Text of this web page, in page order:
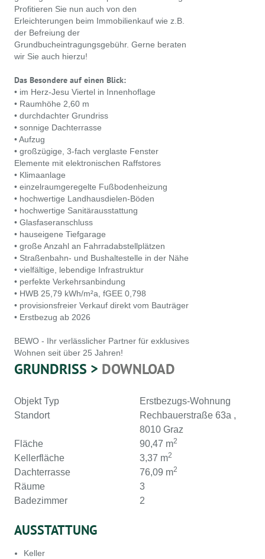
Profitieren Sie nun auch von den
Erleichterungen beim Immobilienkauf wie z.B.
der Befreiung der
Grundbucheintragungsgebühr. Gerne beraten
wir Sie auch hierzu!
Das Besondere auf einen Blick:
• im Herz-Jesu Viertel in Innenhoflage
• Raumhöhe 2,60 m
• durchdachter Grundriss
• sonnige Dachterrasse
• Aufzug
• großzügige, 3-fach verglaste Fenster
Elemente mit elektronischen Raffstores
• Klimaanlage
• einzelraumgeregelte Fußbodenheizung
• hochwertige Landhausdielen-Böden
• hochwertige Sanitärausstattung
• Glasfaseranschluss
• hauseigene Tiefgarage
• große Anzahl an Fahrradabstellplätzen
• Straßenbahn- und Bushaltestelle in der Nähe
• vielfältige, lebendige Infrastruktur
• perfekte Verkehrsanbindung
• HWB 25,79 kWh/m²a, fGEE 0,798
• provisionsfreier Verkauf direkt vom Bauträger
• Erstbezug ab 2026
BEWO - Ihr verlässlicher Partner für exklusives
Wohnen seit über 25 Jahren!
GRUNDRISS > DOWNLOAD
Objekt Typ
Erstbezugs-Wohnung
Standort
Rechbauerstraße 63a ,
8010 Graz
Fläche
90,47 m2
Kellerfläche 3,37 m2
Dachterrasse 76,09 m2
Räume
3
Badezimmer
2
AUSSTATTUNG
Keller